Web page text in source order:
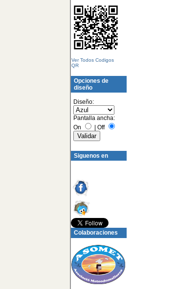
Ver Todos Codigos
QR
Opciones de
diseño
Diseño:
Pantalla ancha:
On
Off
Siguenos en
Colaboraciones